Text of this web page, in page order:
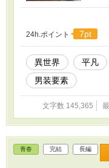
に、
に。
思わ
じゃ
わい
面目
凡々
24h.ポイント 7pt
異世界 平凡
男装要素
文字数 145,365
青春 完結 長編